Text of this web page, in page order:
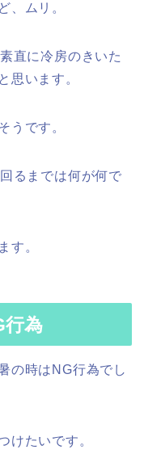
、ムリ。
直に冷房のきいた
思います。
うです。
るまでは何が何で
す。
行為
の時はNG行為でし
けたいです。